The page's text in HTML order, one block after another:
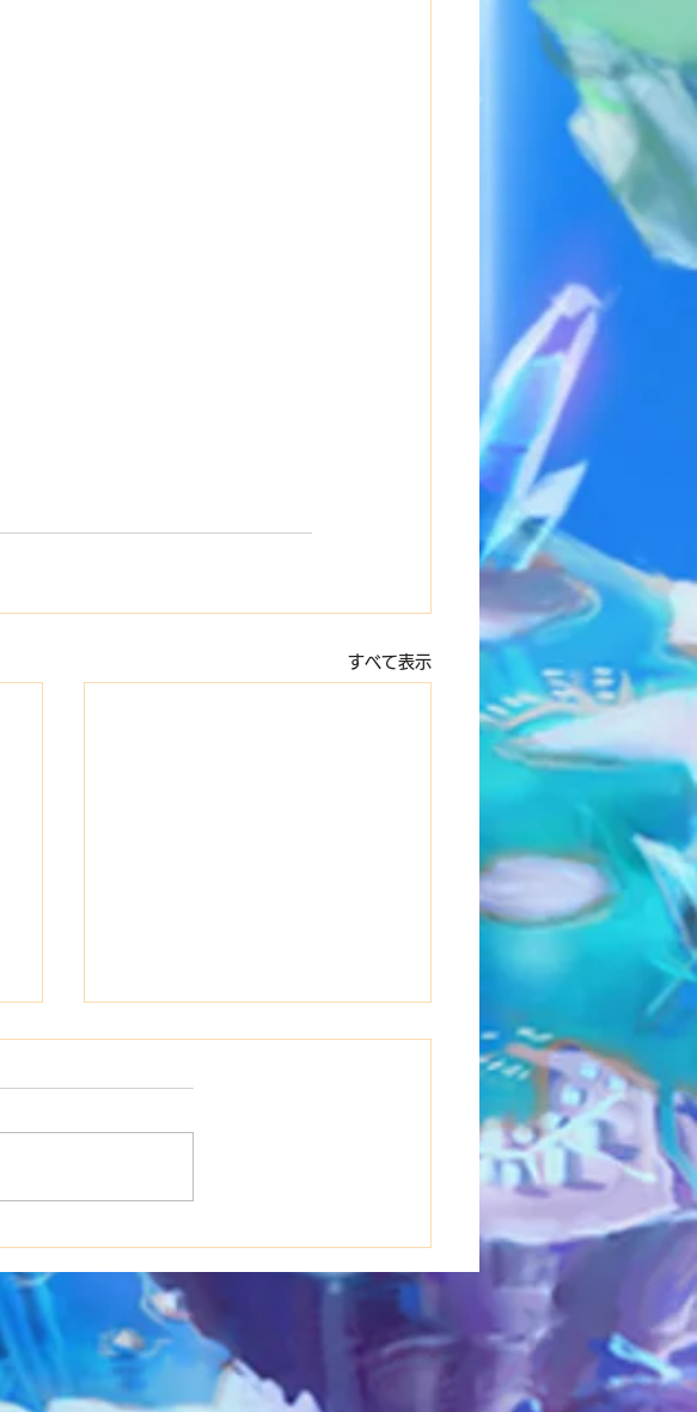
すべて表示
8/20(木)~21(金)浴衣イベ
ント